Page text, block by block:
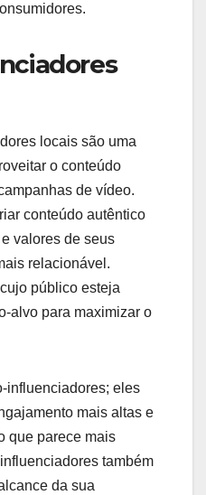
locais são uma
o conteúdo
de vídeo.
conteúdo autêntico
valores de seus
relacionável.
público esteja
alvo para maximizar o
influenciadores; eles
mais altas e
que parece mais
também
da sua